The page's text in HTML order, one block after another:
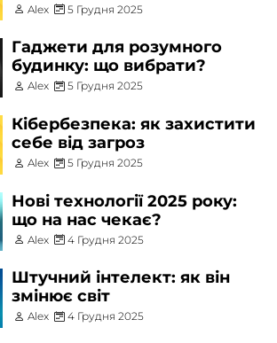
Alex 5 Грудня 2025
Гаджети для розумного
будинку: що вибрати?
Alex 5 Грудня 2025
Кібербезпека: як захистити
себе від загроз
Alex 5 Грудня 2025
Нові технології 2025 року:
що на нас чекає?
Alex 4 Грудня 2025
Штучний інтелект: як він
змінює світ
Alex 4 Грудня 2025